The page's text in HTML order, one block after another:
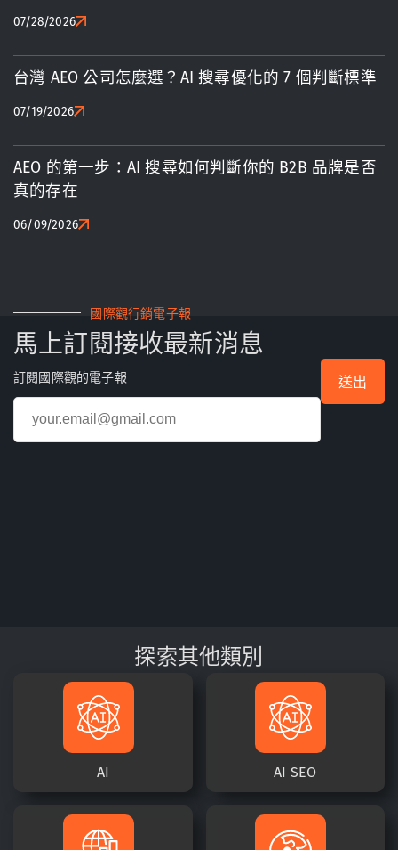
07/28/2026
台灣 AEO 公司怎麼選？AI 搜尋優化的 7 個判斷標準
07/19/2026
AEO 的第一步：AI 搜尋如何判斷你的 B2B 品牌是否
真的存在
06/09/2026
國際觀行銷電子報
馬上訂閱接收最新消息
訂閱國際觀的電子報
探索其他類別
AI AI SEO